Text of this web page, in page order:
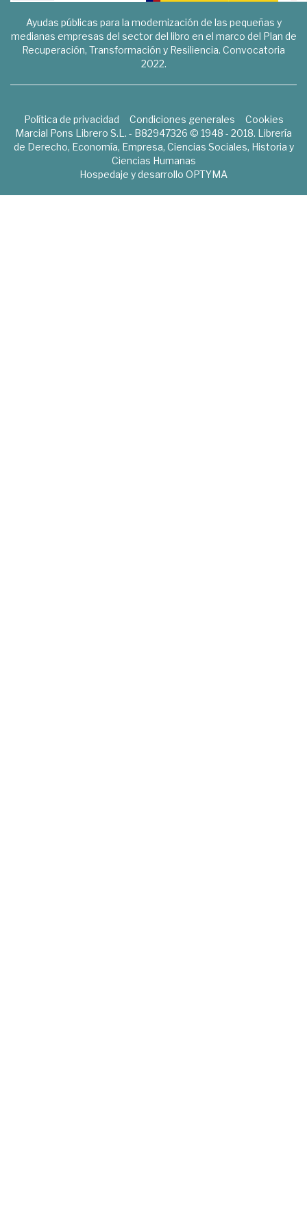
Ayudas públicas para la modernización de las pequeñas y
medianas empresas del sector del libro en el marco del Plan de
Recuperación, Transformación y Resiliencia. Convocatoria
2022.
Política de privacidad Condiciones generales
Cookies
Marcial Pons Librero S.L. - B82947326 © 1948 - 2018. Librería
de Derecho, Economía, Empresa, Ciencias Sociales, Historia y
Ciencias Humanas
Hospedaje y desarrollo OPTYMA